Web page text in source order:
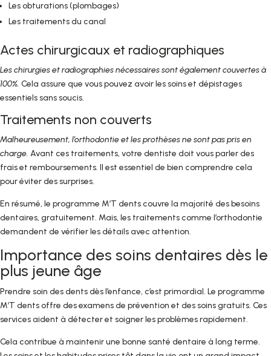
Les obturations (plombages)
Les traitements du canal
Actes chirurgicaux et radiographiques
Les chirurgies et radiographies nécessaires sont également couvertes à
100%. Cela assure que vous pouvez avoir les soins et dépistages
essentiels sans soucis.
Traitements non couverts
Malheureusement, l’orthodontie et les prothèses ne sont pas pris en
charge. Avant ces traitements, votre dentiste doit vous parler des
frais et remboursements. Il est essentiel de bien comprendre cela
pour éviter des surprises.
En résumé, le programme M’T dents couvre la majorité des besoins
dentaires, gratuitement. Mais, les traitements comme l’orthodontie
demandent de vérifier les détails avec attention.
Importance des soins dentaires dès le
plus jeune âge
Prendre soin des dents dès l’enfance, c’est primordial. Le programme
M’T dents offre des examens de prévention et des soins gratuits. Ces
services aident à détecter et soigner les problèmes rapidement.
Cela contribue à maintenir une bonne santé dentaire à long terme.